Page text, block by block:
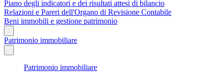
Piano degli indicatori e dei risultati attesi di bilancio
Relazioni e Pareri dell'Organo di Revisione Contabile
Beni immobili e gestione patrimonio
Patrimonio immobiliare
Patrimonio immobiliare